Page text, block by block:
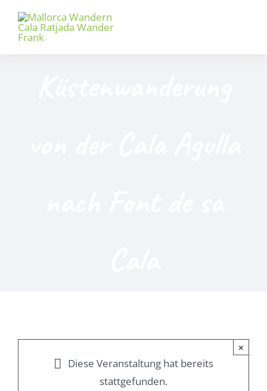
Inhalt
springen
×
Diese Veranstaltung hat bereits
stattgefunden.